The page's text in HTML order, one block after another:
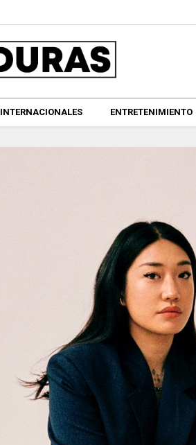
INTERNACIONALES ENTRETENIMIENTO